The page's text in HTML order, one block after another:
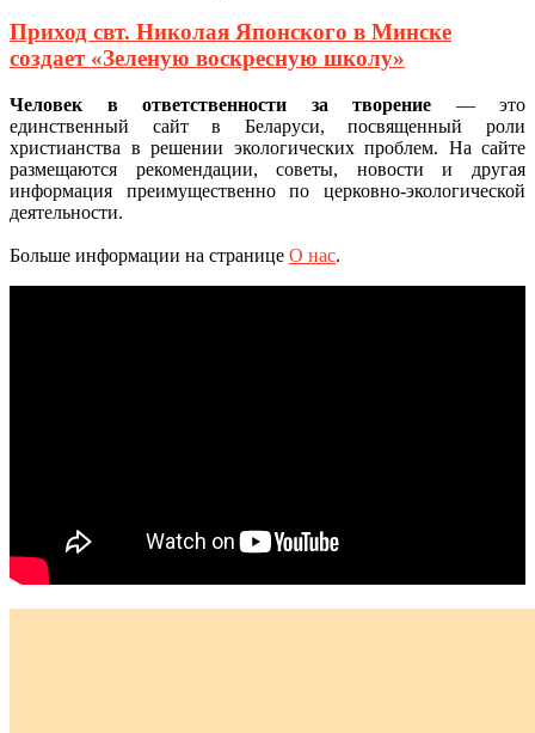
Приход свт. Николая Японского в Минске
создает «Зеленую воскресную школу»
Человек в ответственности за творение — это
единственный сайт в Беларуси, посвященный роли
христианства в решении экологических проблем. На сайте
размещаются рекомендации, советы, новости и другая
информация преимущественно по церковно-экологической
деятельности.
Больше информации на странице О нас.